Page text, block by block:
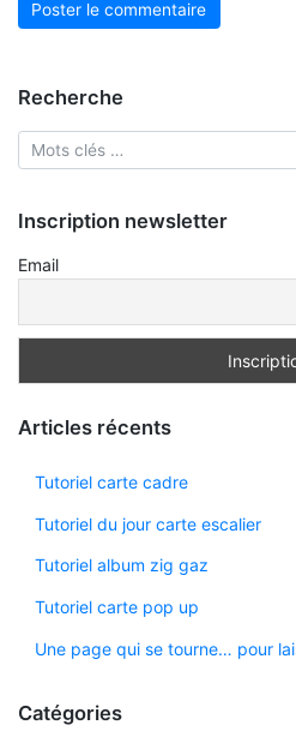
Recherche
Inscription newsletter
Email
Articles récents
Tutoriel carte cadre
Tutoriel du jour carte escalier
Tutoriel album zig gaz
Tutoriel carte pop up
Une page qui se tourne… pour
Catégories